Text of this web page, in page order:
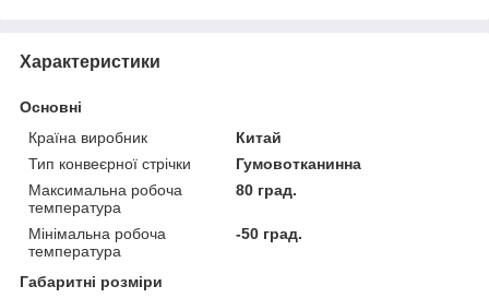
Характеристики
Основні
Країна виробник
Китай
Тип конвеєрної стрічки
Гумовотканинна
Максимальна робоча
температура
80 град.
Мінімальна робоча
температура
-50 град.
Габаритні розміри